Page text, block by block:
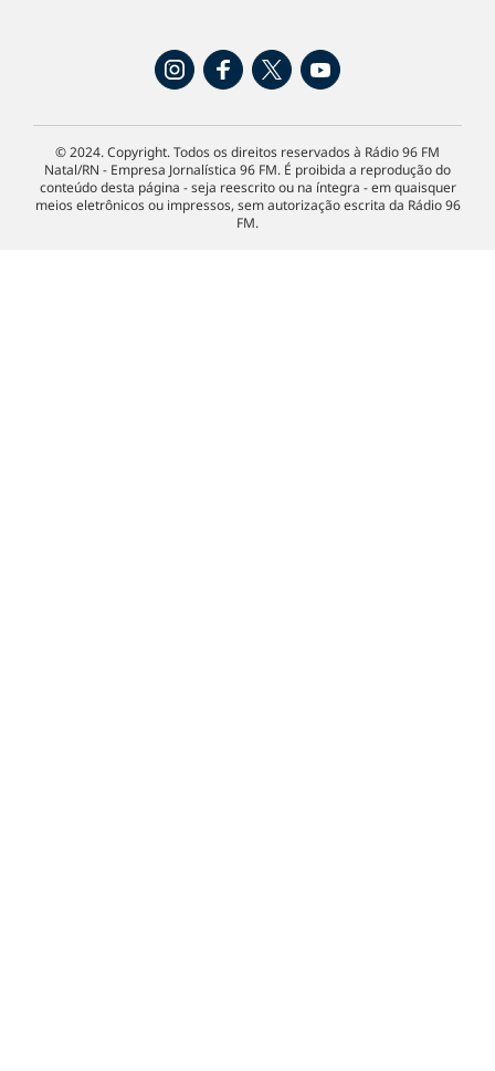
© 2024. Copyright. Todos os direitos reservados à Rádio 96 FM
Natal/RN - Empresa Jornalística 96 FM. É proibida a reprodução do
conteúdo desta página - seja reescrito ou na íntegra - em quaisquer
meios eletrônicos ou impressos, sem autorização escrita da Rádio 96
FM.